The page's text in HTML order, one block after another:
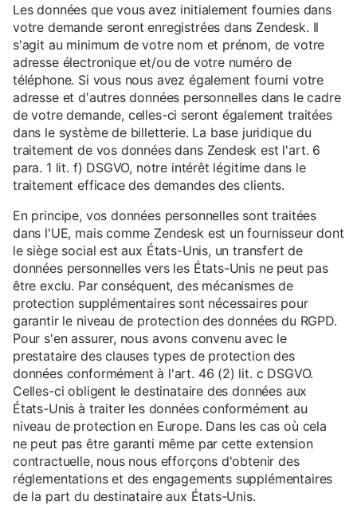
Les données que vous avez initialement fournies dans
votre demande seront enregistrées dans Zendesk. Il
s'agit au minimum de votre nom et prénom, de votre
adresse électronique et/ou de votre numéro de
téléphone. Si vous nous avez également fourni votre
adresse et d'autres données personnelles dans le cadre
de votre demande, celles-ci seront également traitées
dans le système de billetterie. La base juridique du
traitement de vos données dans Zendesk est l'art. 6
para. 1 lit. f) DSGVO, notre intérêt légitime dans le
traitement efficace des demandes des clients.
En principe, vos données personnelles sont traitées
dans l'UE, mais comme Zendesk est un fournisseur dont
le siège social est aux États-Unis, un transfert de
données personnelles vers les États-Unis ne peut pas
être exclu. Par conséquent, des mécanismes de
protection supplémentaires sont nécessaires pour
garantir le niveau de protection des données du RGPD.
Pour s'en assurer, nous avons convenu avec le
prestataire des clauses types de protection des
données conformément à l'art. 46 (2) lit. c DSGVO.
Celles-ci obligent le destinataire des données aux
États-Unis à traiter les données conformément au
niveau de protection en Europe. Dans les cas où cela
ne peut pas être garanti même par cette extension
contractuelle, nous nous efforçons d'obtenir des
réglementations et des engagements supplémentaires
de la part du destinataire aux États-Unis.